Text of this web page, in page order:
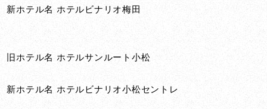
新ホテル名 ホテルビナリオ梅田
旧ホテル名 ホテルサンルート小松
新ホテル名 ホテルビナリオ小松セントレ